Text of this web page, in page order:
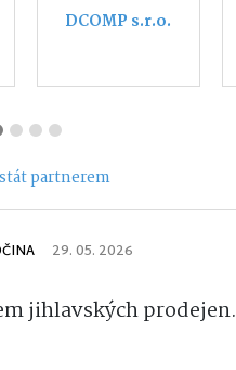
Takimi Česká
partnerem
29. 05. 2026
jihlavských prodejen.